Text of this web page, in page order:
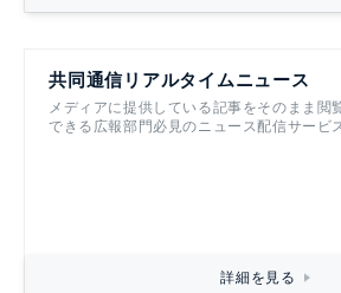
共同通信リアルタイムニュース
メディアに提供している記事をそのまま閲
できる広報部門必見のニュース配信サービ
詳細を見る